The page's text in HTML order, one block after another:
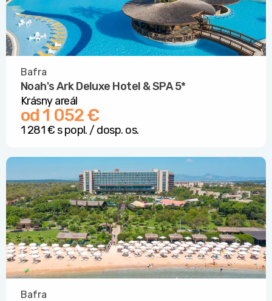
Bafra
Noah's Ark Deluxe Hotel & SPA5*
Krásny areál
od 1 052 €
1 281 € s popl. / dosp. os.
Bafra